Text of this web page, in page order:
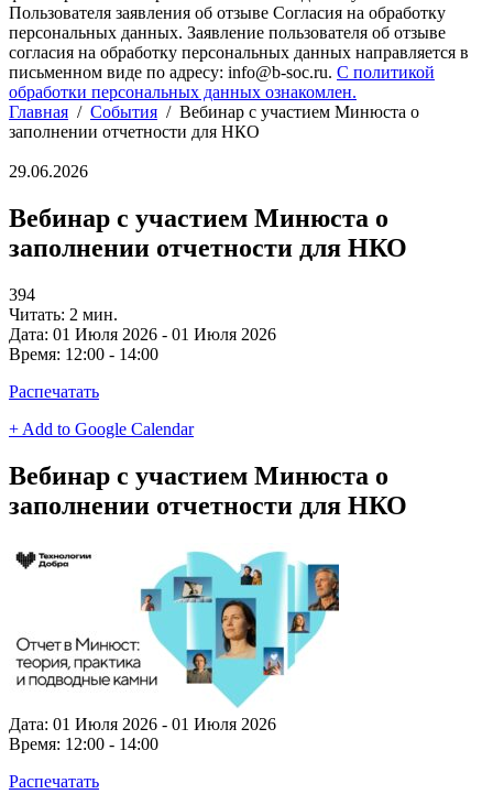
Пользователя заявления об отзыве Согласия на обработку
персональных данных. Заявление пользователя об отзыве
согласия на обработку персональных данных направляется в
письменном виде по адресу: info@b-soc.ru. С политикой
обработки персональных данных ознакомлен.
Главная / События / Вебинар с участием Минюста о
заполнении отчетности для НКО
29.06.2026
Вебинар с участием Минюста о
заполнении отчетности для НКО
394
Читать: 2 мин.
Дата: 01 Июля 2026 - 01 Июля 2026
Время: 12:00 - 14:00
Распечатать
+ Add to Google Calendar
Вебинар с участием Минюста о
заполнении отчетности для НКО
Дата: 01 Июля 2026 - 01 Июля 2026
Время: 12:00 - 14:00
Распечатать